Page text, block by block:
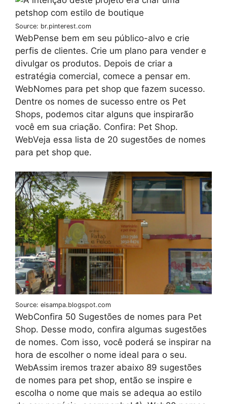
Source: br.pinterest.com
WebPense bem em seu público-alvo e crie
perfis de clientes. Crie um plano para vender e
divulgar os produtos. Depois de criar a
estratégia comercial, comece a pensar em.
WebNomes para pet shop que fazem sucesso.
Dentre os nomes de sucesso entre os Pet
Shops, podemos citar alguns que inspirarão
você em sua criação. Confira: Pet Shop.
WebVeja essa lista de 20 sugestões de nomes
para pet shop que.
Source: eisampa.blogspot.com
WebConfira 50 Sugestões de nomes para Pet
Shop. Desse modo, confira algumas sugestões
de nomes. Com isso, você poderá se inspirar na
hora de escolher o nome ideal para o seu.
WebAssim iremos trazer abaixo 89 sugestões
de nomes para pet shop, então se inspire e
escolha o nome que mais se adequa ao estilo